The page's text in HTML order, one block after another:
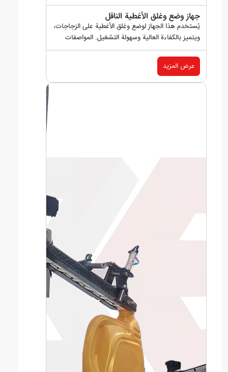
جهاز وضع وغلق الأغطية الناقل
يُستخدم هذا الجهاز لوضع وغلق الأغطية على الزجاجات،
ويتميز بالكفاءة العالية وسهولة التشغيل. المواصفات
الرئيسية:...
عرض المزيد